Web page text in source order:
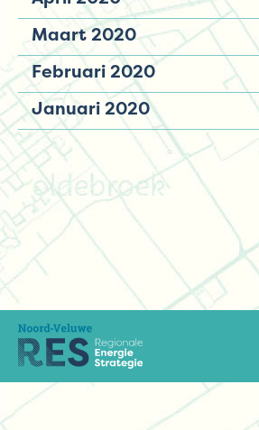
Maart 2020
Februari 2020
Januari 2020